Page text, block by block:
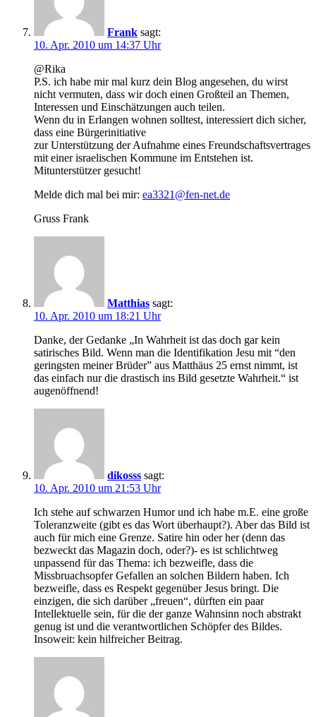
Frank sagt:
10. Apr. 2010 um 14:37 Uhr
@Rika
P.S. ich habe mir mal kurz dein Blog angesehen, du wirst
nicht vermuten, dass wir doch einen Großteil an Themen,
Interessen und Einschätzungen auch teilen.
Wenn du in Erlangen wohnen solltest, interessiert dich sicher,
dass eine Bürgerinitiative
zur Unterstützung der Aufnahme eines Freundschaftsvertrages
mit einer israelischen Kommune im Entstehen ist.
Mitunterstützer gesucht!
Melde dich mal bei mir: ea3321@fen-net.de
Gruss Frank
Matthias sagt:
10. Apr. 2010 um 18:21 Uhr
Danke, der Gedanke „In Wahrheit ist das doch gar kein
satirisches Bild. Wenn man die Identifikation Jesu mit “den
geringsten meiner Brüder” aus Matthäus 25 ernst nimmt, ist
das einfach nur die drastisch ins Bild gesetzte Wahrheit.“ ist
augenöffnend!
dikosss sagt:
10. Apr. 2010 um 21:53 Uhr
Ich stehe auf schwarzen Humor und ich habe m.E. eine große
Toleranzweite (gibt es das Wort überhaupt?). Aber das Bild ist
auch für mich eine Grenze. Satire hin oder her (denn das
bezweckt das Magazin doch, oder?)- es ist schlichtweg
unpassend für das Thema: ich bezweifle, dass die
Missbruachsopfer Gefallen an solchen Bildern haben. Ich
bezweifle, dass es Respekt gegenüber Jesus bringt. Die
einzigen, die sich darüber „freuen“, dürften ein paar
Intellektuelle sein, für die der ganze Wahnsinn noch abstrakt
genug ist und die verantwortlichen Schöpfer des Bildes.
Insoweit: kein hilfreicher Beitrag.